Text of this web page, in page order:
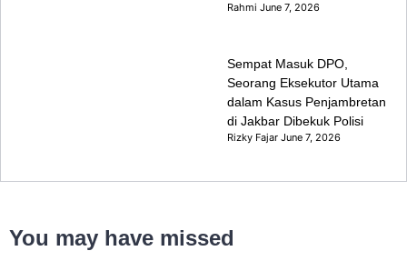
RahmiJune 7, 2026
Sempat Masuk DPO,
Seorang Eksekutor Utama
dalam Kasus Penjambretan
di Jakbar Dibekuk Polisi
Rizky FajarJune 7, 2026
You may have missed